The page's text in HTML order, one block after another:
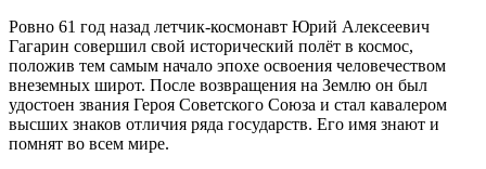
Ровно 61 год назад летчик-космонавт Юрий Алексеевич
Гагарин совершил свой исторический полёт в космос,
положив тем самым начало эпохе освоения человечеством
внеземных широт. После возвращения на Землю он был
удостоен звания Героя Советского Союза и стал кавалером
высших знаков отличия ряда государств. Его имя знают и
помнят во всем мире.